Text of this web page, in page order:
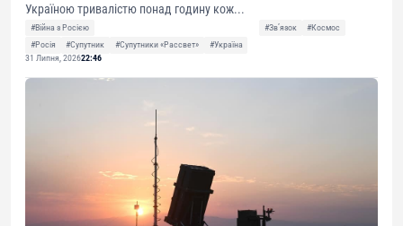
Україною тривалістю понад годину кож...
#Війна з Росією #Звʼязок
#Космос
#Росія
#Супутник #Супутники «Рассвет»
#Україна
31 Липня, 202622:46